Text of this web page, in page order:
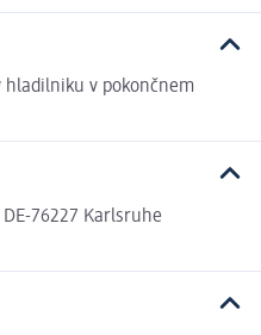
hladilniku v pokončnem
76227 Karlsruhe